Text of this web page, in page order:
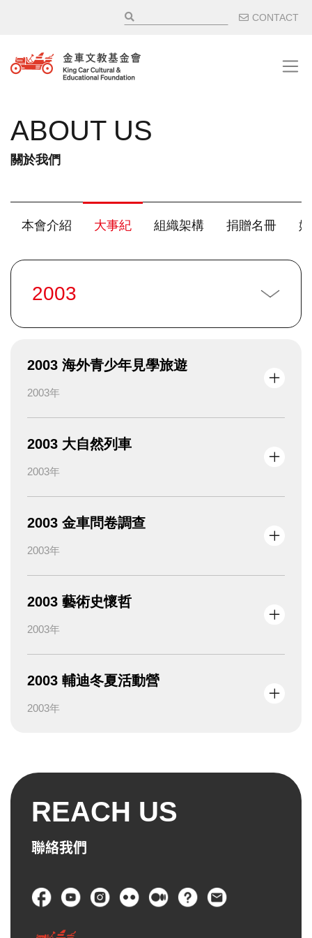
輔助選
CONTACT
ABOUT US
關於我們
主選單 / 子項目
本會介紹 大事紀 組織架構 捐贈名冊
2003
2003 海外青少年見學旅遊
2003年
為提供孩子更豐富多元的國際交流經驗，並從小培養
世界公民的視野與思維，本會首開青少年獨立出國之
風氣，走訪世界各地參與各項不同主題之活動，進行
文化交流。
2003 大自然列車
2003年
帶領民眾以低碳旅遊的友善方式，一起領略臺灣豐富
2003 金車問卷調查
2003年
碳、媒體素養、世界公民等多項問卷調查，調查結果
考。
2003 藝術史懷哲
2003年
希望透過藝術這份專業資源結合偏鄉服務，扶植藝術
獲得更多揮灑創作的舞台，鼓勵青年藝術家下鄉服
2003 輔迪冬夏活動營
2003年
REACH US
聯絡我們
頁尾